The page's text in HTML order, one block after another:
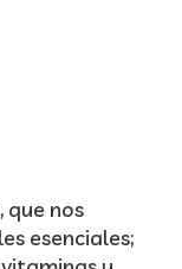
, que nos
esenciales;